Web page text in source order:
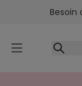
Accéder auBesoin